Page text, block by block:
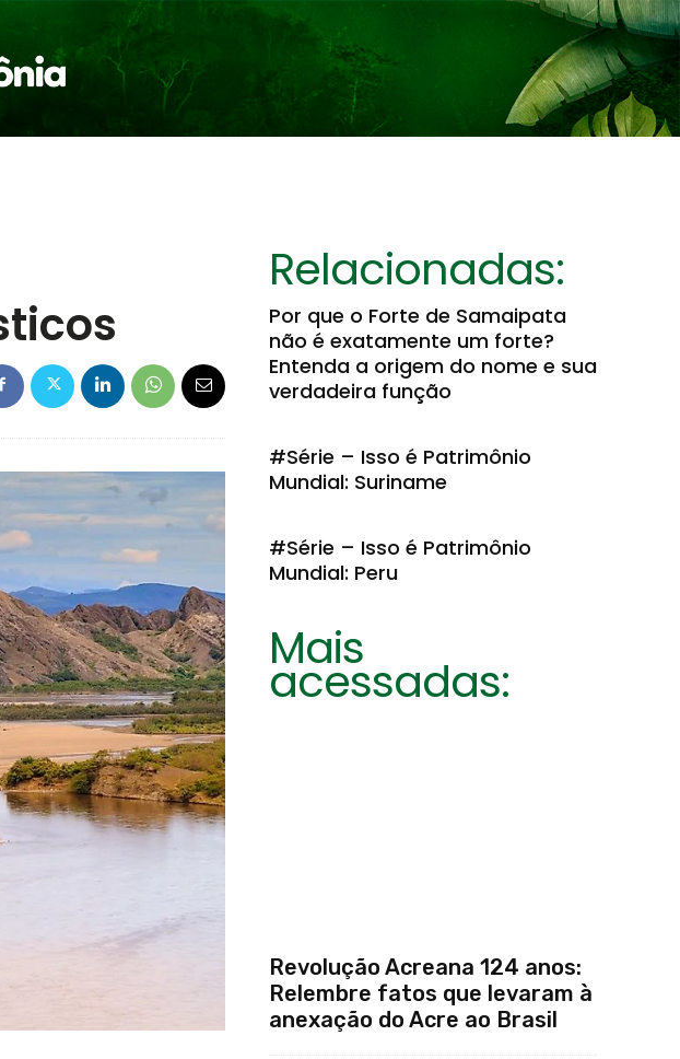
Relacionadas:
Por que o Forte de Samaipata
não é exatamente um forte?
Entenda a origem do nome e sua
verdadeira função
#Série – Isso é Patrimônio
Mundial: Suriname
#Série – Isso é Patrimônio
Mundial: Peru
Mais
acessadas:
Revolução Acreana 124 anos:
Relembre fatos que levaram à
anexação do Acre ao Brasil